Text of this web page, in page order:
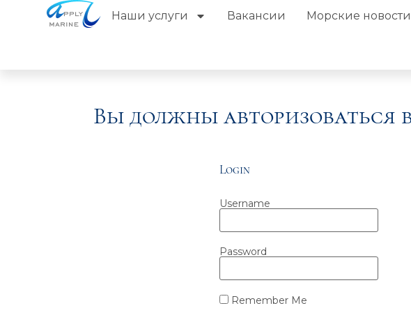
Наши услуги Вакансии Морские новости
Вы должны авторизоваться
Login
Username
Password
Remember Me